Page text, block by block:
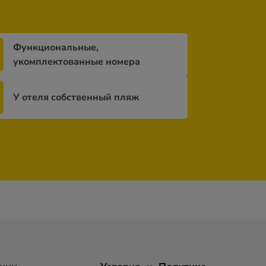
Функциональные,
укомплектованные номера
У отеля собственный пляж